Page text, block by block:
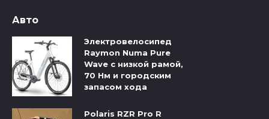
Авто
Электровелосипед
Raymon Numa Pure
Wave с низкой рамой,
70 Нм и городским
запасом хода
Polaris RZR Pro R